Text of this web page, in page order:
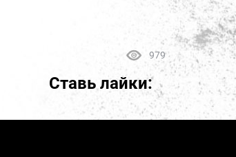
979
Ставь лайки: